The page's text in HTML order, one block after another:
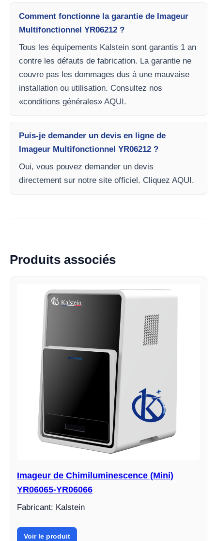
Comment fonctionne la garantie de Imageur
Multifonctionnel YR06212 ?
Tous les équipements Kalstein sont garantis 1 an
contre les défauts de fabrication. La garantie ne
couvre pas les dommages dus à une mauvaise
installation ou utilisation. Consultez nos
«conditions générales» AQUI.
Puis-je demander un devis en ligne de
Imageur Multifonctionnel YR06212 ?
Oui, vous pouvez demander un devis
directement sur notre site officiel. Cliquez AQUI.
Produits associés
Imageur de Chimiluminescence (Mini)
YR06065-YR06066
Fabricant: Kalstein
Voir le produit